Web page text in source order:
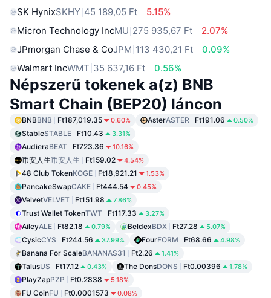
SK HynixSKHY 45 189,05 Ft
5.15%
Micron Technology IncMU 275 935,67 Ft
2.07%
JPmorgan Chase & CoJPM 113 430,21 Ft
0.09%
Walmart IncWMT 35 637,16 Ft 0.56%
Népszerű tokenek a(z) BNB
Smart Chain (BEP20) láncon
BNBBNB Ft187,019.35 0.60% AsterASTER Ft191.06 0.50%
StableSTABLE Ft10.43 3.31%
AudieraBEAT Ft723.36 10.16%
币安人生币安人生 Ft159.02 4.54%
48 Club TokenKOGE Ft18,921.21 1.53%
PancakeSwapCAKE Ft444.54 0.45%
VelvetVELVET Ft151.98 7.86%
Trust Wallet TokenTWT Ft117.33 3.27%
AileyALE Ft82.18 0.79% BeldexBDX Ft27.28 5.07%
CysicCYS Ft244.56 37.99% FourFORM Ft68.66 4.98%
Banana For ScaleBANANAS31 Ft2.26 1.41%
TalusUS Ft17.12 0.43% The DonsDONS Ft0.00396 1.78%
PlayZapPZP Ft0.2838 5.18%
FU CoinFU Ft0.0001573 0.08%